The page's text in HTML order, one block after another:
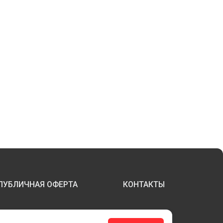
ОФЕРТА КОНТАКТЫ